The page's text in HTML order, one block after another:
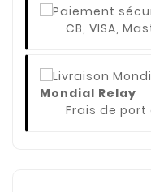
CB, VISA,
Mondial Relay
Frais de